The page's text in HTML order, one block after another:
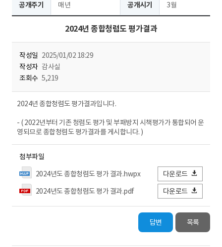
공개주기 매년 공개시기 3월
2024년 종합청렴도 평가결과
작성일 2025/01/02 18:29
작성자 감사실
조회수 5,219
2024년 종합청렴도 평가결과입니다.
- ( 2022년부터 기존 청렴도 평가 및 부패방지 시책평가가 통합되어 운
영되므로 종합청렴도 평가결과를 게시합니다. )
첨부파일
2024년도 종합청렴도 평가 결과.hwpx
다운로드
2024년도 종합청렴도 평가 결과.pdf
다운로드
답변 목록